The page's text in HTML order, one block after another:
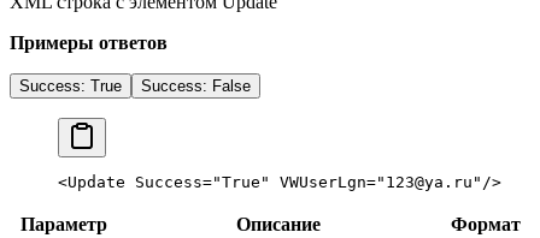
Примеры ответов
Success: True Success: False
<Update Success="True" VWUserLgn="123@ya.ru" />
Параметр Описание Формат